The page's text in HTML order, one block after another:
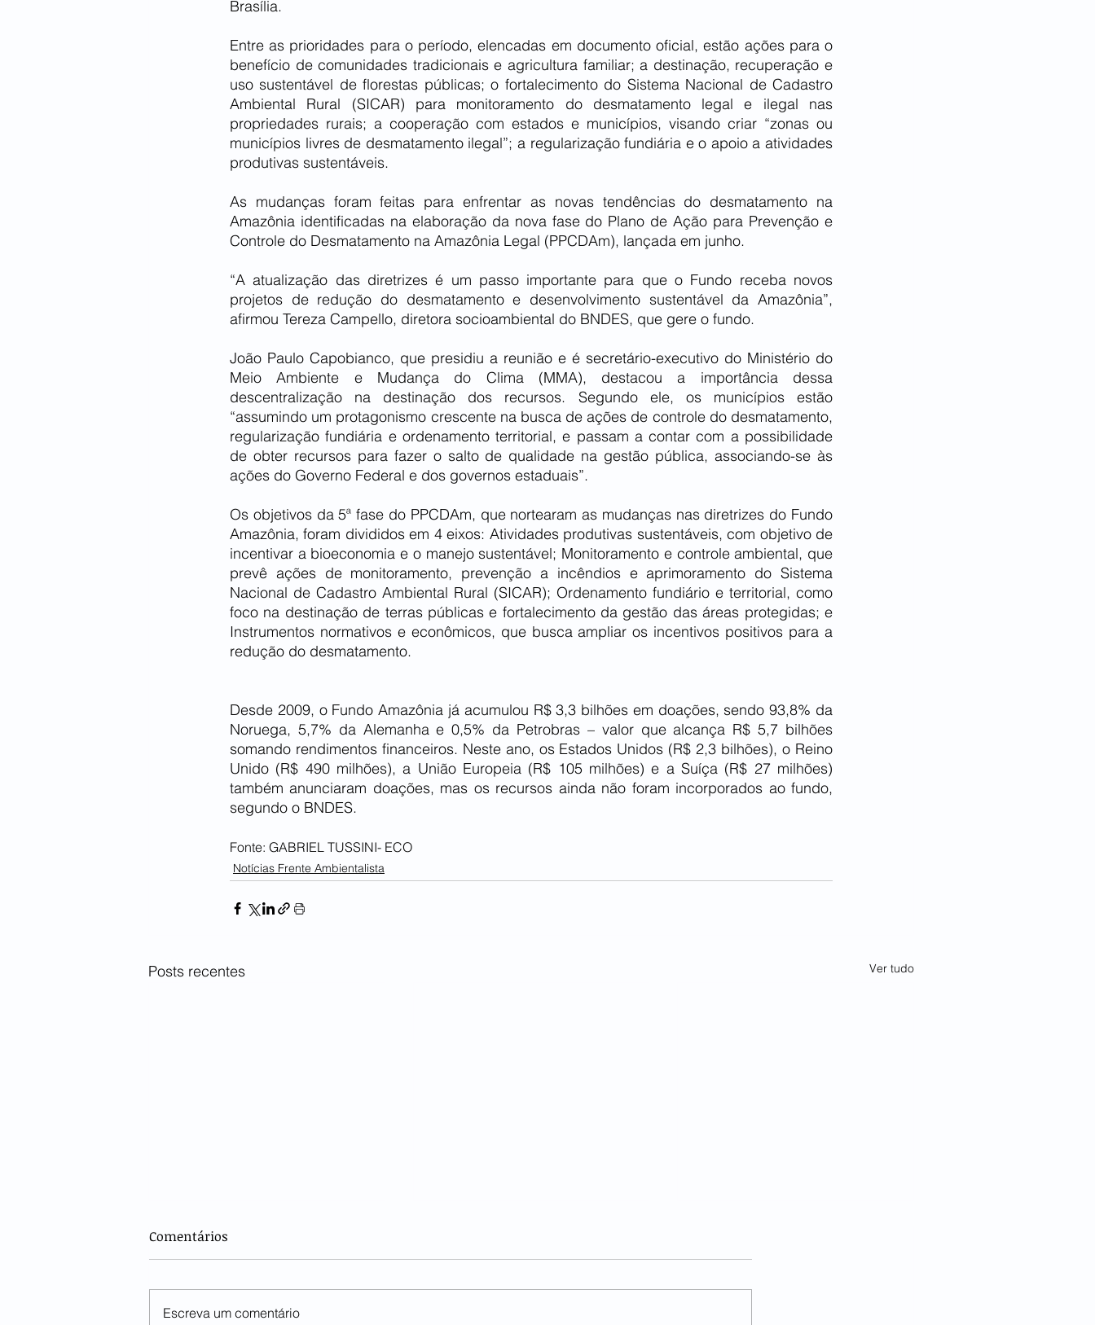
Brasília.
Entre as prioridades para o período, elencadas em documento oficial, estão ações para o
benefício de comunidades tradicionais e agricultura familiar; a destinação, recuperação e
uso sustentável de florestas públicas; o fortalecimento do Sistema Nacional de Cadastro
Ambiental Rural (SICAR) para monitoramento do desmatamento legal e ilegal nas
propriedades rurais; a cooperação com estados e municípios, visando criar “zonas ou
municípios livres de desmatamento ilegal”; a regularização fundiária e o apoio a atividades
produtivas sustentáveis.
As mudanças foram feitas para enfrentar as novas tendências do desmatamento na
Amazônia identificadas na elaboração da nova fase do Plano de Ação para Prevenção e
Controle do Desmatamento na Amazônia Legal (PPCDAm), lançada em junho.
“A atualização das diretrizes é um passo importante para que o Fundo receba novos
projetos de redução do desmatamento e desenvolvimento sustentável da Amazônia”,
afirmou Tereza Campello, diretora socioambiental do BNDES, que gere o fundo.
João Paulo Capobianco, que presidiu a reunião e é secretário-executivo do Ministério do
Meio Ambiente e Mudança do Clima (MMA), destacou a importância dessa
descentralização na destinação dos recursos. Segundo ele, os municípios estão
“assumindo um protagonismo crescente na busca de ações de controle do desmatamento,
regularização fundiária e ordenamento territorial, e passam a contar com a possibilidade
de obter recursos para fazer o salto de qualidade na gestão pública, associando-se às
ações do Governo Federal e dos governos estaduais”.
Os objetivos da 5ª fase do PPCDAm, que nortearam as mudanças nas diretrizes do Fundo
Amazônia, foram divididos em 4 eixos: Atividades produtivas sustentáveis, com objetivo de
incentivar a bioeconomia e o manejo sustentável; Monitoramento e controle ambiental, que
prevê ações de monitoramento, prevenção a incêndios e aprimoramento do Sistema
Nacional de Cadastro Ambiental Rural (SICAR); Ordenamento fundiário e territorial, como
foco na destinação de terras públicas e fortalecimento da gestão das áreas protegidas; e
Instrumentos normativos e econômicos, que busca ampliar os incentivos positivos para a
redução do desmatamento.
Desde 2009, o Fundo Amazônia já acumulou R$ 3,3 bilhões em doações, sendo 93,8% da
Noruega, 5,7% da Alemanha e 0,5% da Petrobras – valor que alcança R$ 5,7 bilhões
somando rendimentos financeiros. Neste ano, os Estados Unidos (R$ 2,3 bilhões), o Reino
Unido (R$ 490 milhões), a União Europeia (R$ 105 milhões) e a Suíça (R$ 27 milhões)
também anunciaram doações, mas os recursos ainda não foram incorporados ao fundo,
segundo o BNDES.
Fonte: GABRIEL TUSSINI- ECO
Notícias Frente Ambientalista
Posts recentes Ver tudo
Comentários
Escreva um comentário